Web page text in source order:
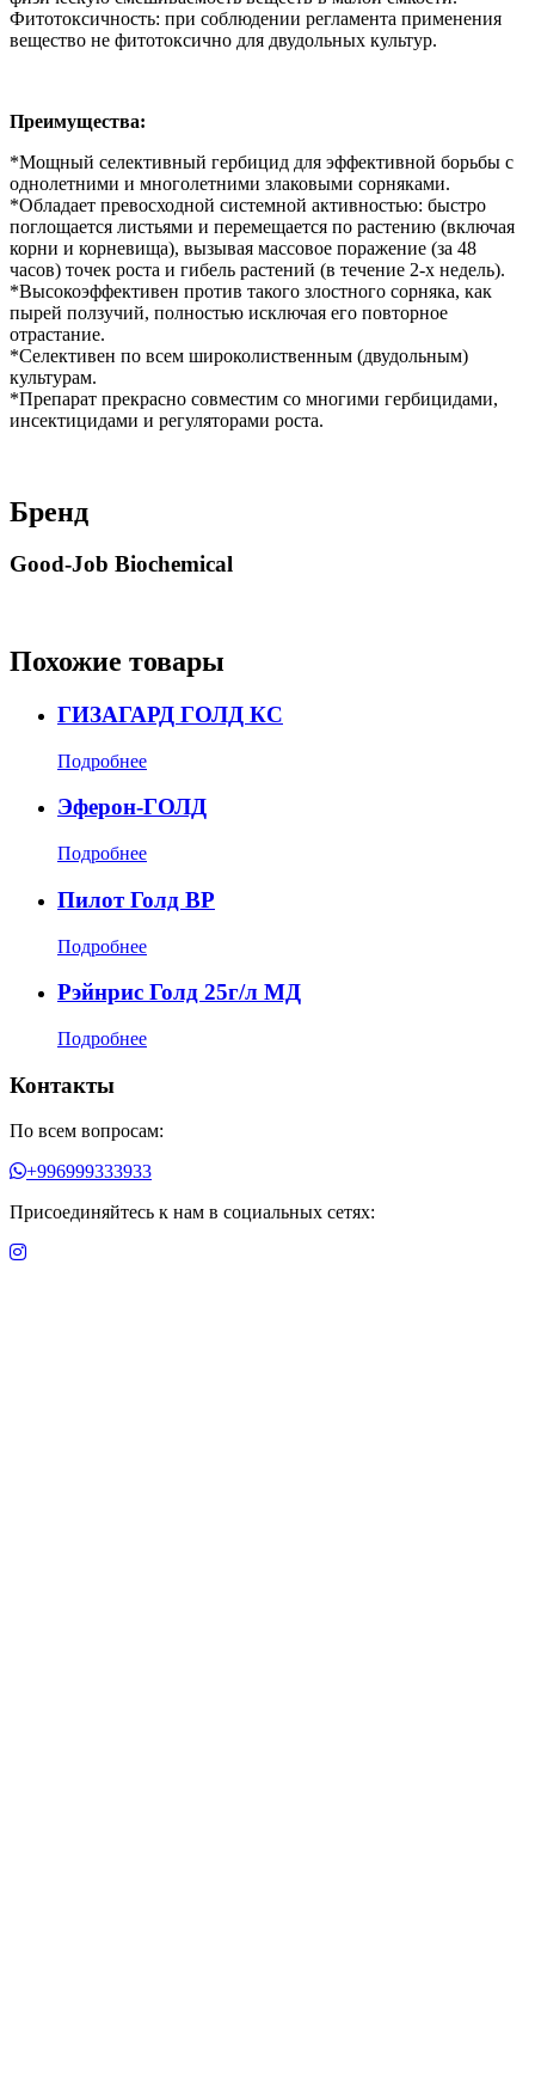
Фитотоксичность: при соблюдении регламента применения
вещество не фитотоксично для двудольных культур.
Преимущества:
*Мощный селективный гербицид для эффективной борьбы с
однолетними и многолетними злаковыми сорняками.
*Обладает превосходной системной активностью: быстро
поглощается листьями и перемещается по растению (включая
корни и корневища), вызывая массовое поражение (за 48
часов) точек роста и гибель растений (в течение 2-х недель).
*Высокоэффективен против такого злостного сорняка, как
пырей ползучий, полностью исключая его повторное
отрастание.
*Селективен по всем широколиственным (двудольным)
культурам.
*Препарат прекрасно совместим со многими гербицидами,
инсектицидами и регуляторами роста.
Бренд
Good-Job Biochemical
Похожие товары
ГИЗАГАРД ГОЛД КС
Подробнее
Эферон-ГОЛД
Подробнее
Пилот Голд ВР
Подробнее
Рэйнрис Голд 25г/л МД
Подробнее
Контакты
По всем вопросам:
+996999333933
Присоединяйтесь к нам в социальных сетях: